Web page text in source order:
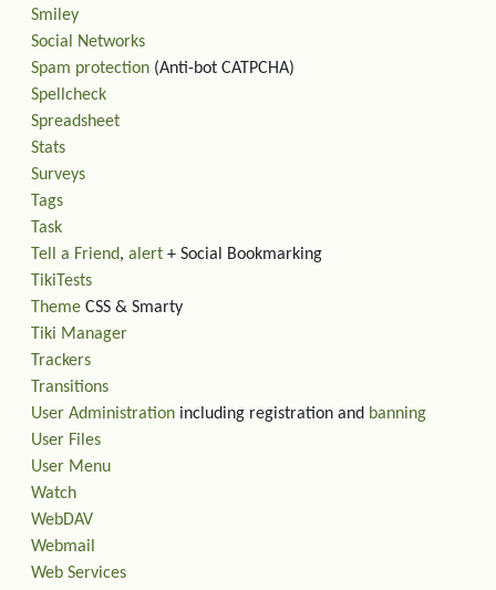
Smiley
Social Networks
Spam protection (Anti-bot CATPCHA)
Spellcheck
Spreadsheet
Stats
Surveys
Tags
Task
Tell a Friend, alert + Social Bookmarking
TikiTests
Theme CSS & Smarty
Tiki Manager
Trackers
Transitions
User Administration including registration and banning
User Files
User Menu
Watch
WebDAV
Webmail
Web Services